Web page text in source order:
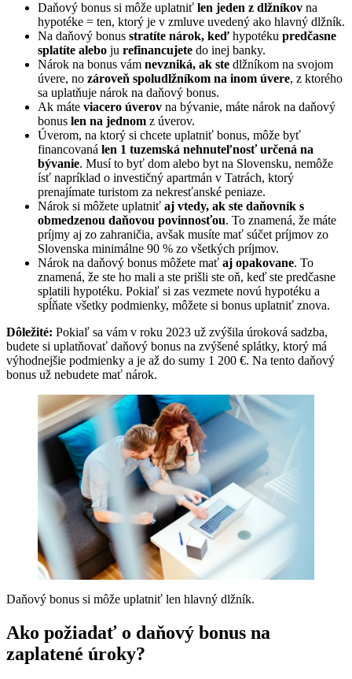
Daňový bonus si môže uplatniť len jeden z dlžníkov na
hypotéke = ten, ktorý je v zmluve uvedený ako hlavný dlžník.
Na daňový bonus stratíte nárok, keď hypotéku predčasne
splatíte alebo ju refinancujete do inej banky.
Nárok na bonus vám nevzniká, ak ste dlžníkom na svojom
úvere, no zároveň spoludlžníkom na inom úvere, z ktorého
sa uplatňuje nárok na daňový bonus.
Ak máte viacero úverov na bývanie, máte nárok na daňový
bonus len na jednom z úverov.
Úverom, na ktorý si chcete uplatniť bonus, môže byť
financovaná len 1 tuzemská nehnuteľnosť určená na
bývanie. Musí to byť dom alebo byt na Slovensku, nemôže
ísť napríklad o investičný apartmán v Tatrách, ktorý
prenajímate turistom za nekresťanské peniaze.
Nárok si môžete uplatniť aj vtedy, ak ste daňovník s
obmedzenou daňovou povinnosťou. To znamená, že máte
príjmy aj zo zahraničia, avšak musíte mať súčet príjmov zo
Slovenska minimálne 90 % zo všetkých príjmov.
Nárok na daňový bonus môžete mať aj opakovane. To
znamená, že ste ho mali a ste prišli ste oň, keď ste predčasne
splatili hypotéku. Pokiaľ si zas vezmete novú hypotéku a
spĺňate všetky podmienky, môžete si bonus uplatniť znova.
Dôležité: Pokiaľ sa vám v roku 2023 už zvýšila úroková sadzba,
budete si uplatňovať daňový bonus na zvýšené splátky, ktorý má
výhodnejšie podmienky a je až do sumy 1 200 €. Na tento daňový
bonus už nebudete mať nárok.
Daňový bonus si môže uplatniť len hlavný dlžník.
Ako požiadať o daňový bonus na
zaplatené úroky?